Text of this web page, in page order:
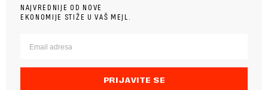
NAJVREDNIJE OD NOVE
EKONOMIJE STIŽE U VAŠ MEJL.
PRIJAVITE SE